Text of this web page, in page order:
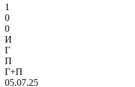
1
0
0
И
Г
П
Г+П
05.07.25